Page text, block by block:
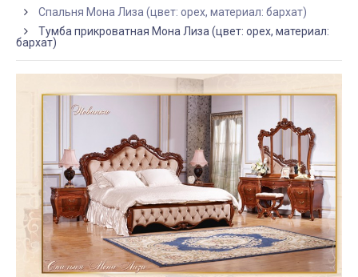
Спальня Мона Лиза (цвет: орех, материал: бархат)
Тумба прикроватная Мона Лиза (цвет: орех, материал:
бархат)